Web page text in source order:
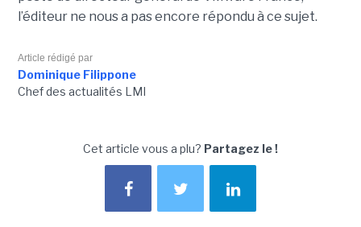
l’éditeur ne nous a pas encore répondu à ce sujet.
Article rédigé par
Dominique Filippone
Chef des actualités LMI
Cet article vous a plu? Partagez le !